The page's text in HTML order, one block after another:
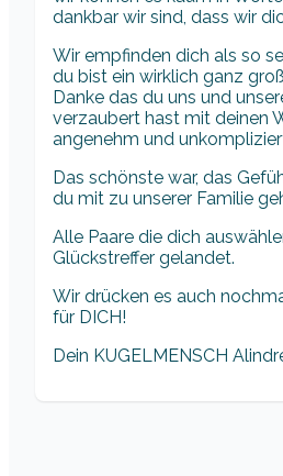
dankbar wir sind, dass wir
Wir empfinden dich als so
du bist ein wirklich ganz
Danke das du uns und
verzaubert hast mit deinen
angenehm und
Das schönste war, das
du mit zu unserer Familie
Alle Paare die dich
Glückstreffer gelandet.
Wir drücken es auch
für DICH!
Dein KUGELMENSCH